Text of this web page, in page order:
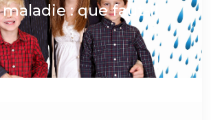
maladie : que faut-il